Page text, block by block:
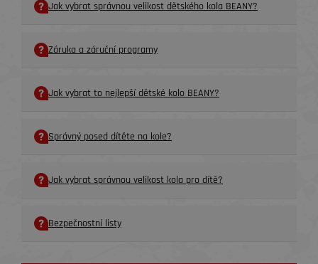
Jak vybrat správnou velikost dětského kola BEANY?
Záruka a záruční programy
Jak vybrat to nejlepší dětské kolo BEANY?
Správný posed dítěte na kole?
Jak vybrat správnou velikost kola pro dítě?
Bezpečnostní listy